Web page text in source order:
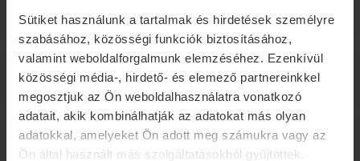
Sütiket használunk a tartalmak és hirdetések személyre
szabásához, közösségi funkciók biztosításához,
valamint weboldalforgalmunk elemzéséhez. Ezenkívül
közösségi média-, hirdető- és elemező partnereinkkel
megosztjuk az Ön weboldalhasználatra vonatkozó
adatait, akik kombinálhatják az adatokat más olyan
adatokkal, amelyeket Ön adott meg számukra vagy az
Ön által használt más szolgáltatásokból gyűjtöttek.
Fakultatív programok
Családbarát szolgáltatások